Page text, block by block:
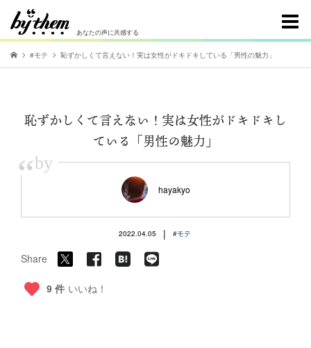
あなたの声に共感する
#モテ 恥ずかしくて言えない！実は女性がドキドキしている「男性の魅力」
恥ずかしくて言えない！実は女性がドキドキし
ている「男性の魅力」
“by
hayakyo
2022.04.05 | #モテ
Share
9 件 いいね！